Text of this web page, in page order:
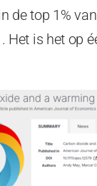
de top 1%
Het is het op